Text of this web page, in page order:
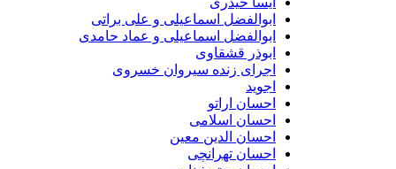
ابوالفضل اسماعیلی و علی براتی
ابوالفضل اسماعیلی و عماد حامدی
ابوذر قشقاوی
اجرای زنده سیروان خسروی
اجوید
احسان اراتو
احسان اسلامی
احسان الدین معین
احسان تهرانچی